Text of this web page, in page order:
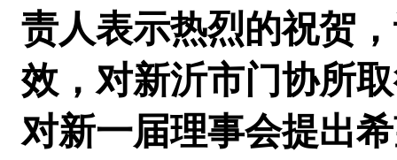
责人表示热烈的祝贺
效，对新沂市门协所
对新一届理事会提出